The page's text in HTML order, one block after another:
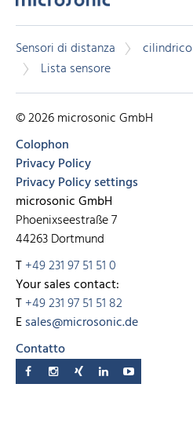
Sensori di distanza cilindrico
Lista sensore
© 2026 microsonic GmbH
Colophon
Privacy Policy
Privacy Policy settings
microsonic GmbH
Phoenixseestraße 7
44263 Dortmund
T+49 231 97 51 51 0
Your sales contact:
T+49 231 97 51 51 82
Esales@microsonic.de
Contatto